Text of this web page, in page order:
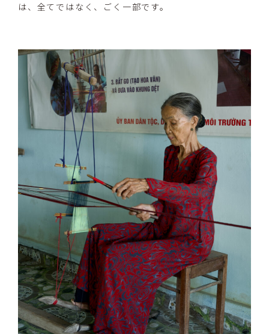
は、全てではなく、ごく一部です。